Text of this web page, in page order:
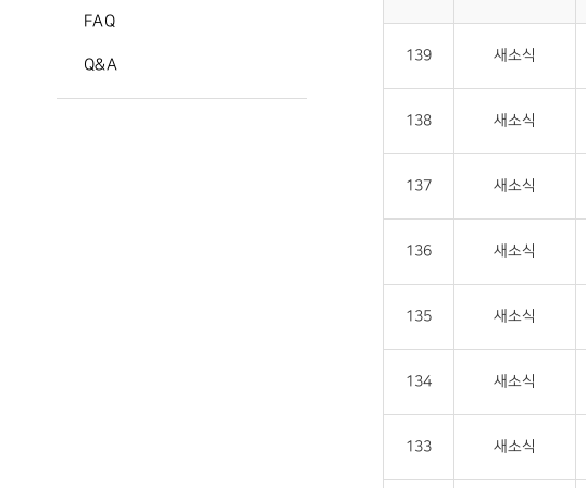
FAQ
Q&A
139 새소식
138 새소식
137 새소식
136 새소식
135 새소식
134 새소식
133 새소식